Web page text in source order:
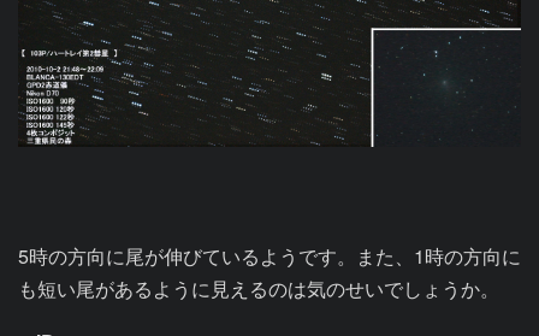
5時の方向に尾が伸びているようです。また、1時の方向に
も短い尾があるように見えるのは気のせいでしょうか。